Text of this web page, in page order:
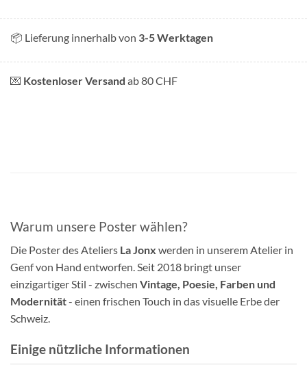
📦 Lieferung innerhalb von 3-5 Werktagen
💌 Kostenloser Versand ab 80 CHF
Warum unsere Poster wählen?
Die Poster des Ateliers La Jonx werden in unserem Atelier in
Genf von Hand entworfen. Seit 2018 bringt unser
einzigartiger Stil - zwischen Vintage, Poesie, Farben und
Modernität- einen frischen Touch in das visuelle Erbe der
Schweiz.
Einige nützliche Informationen